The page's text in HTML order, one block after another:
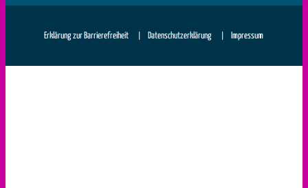
Erklärung zur Barrierefreiheit | Datenschutzerklärung | Impressum